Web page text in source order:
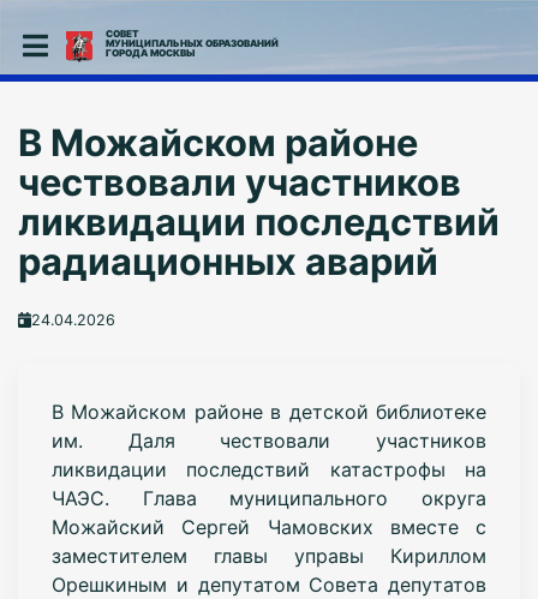
СОВЕТ
МУНИЦИПАЛЬНЫХ ОБРАЗОВАНИЙ
ГОРОДА МОСКВЫ
В Можайском районе
чествовали участников
ликвидации последствий
радиационных аварий
24.04.2026
В Можайском районе в детской библиотеке
им. Даля чествовали участников
ликвидации последствий катастрофы на
ЧАЭС. Глава муниципального округа
Можайский Сергей Чамовских вместе с
заместителем главы управы Кириллом
Орешкиным и депутатом Совета депутатов